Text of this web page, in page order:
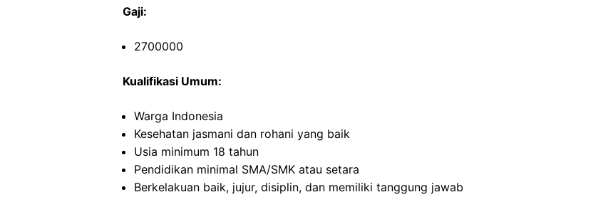
Gaji:
2700000
Kualifikasi Umum:
Warga Indonesia
Kesehatan jasmani dan rohani yang baik
Usia minimum 18 tahun
Pendidikan minimal SMA/SMK atau setara
Berkelakuan baik, jujur, disiplin, dan memiliki tanggung jawab